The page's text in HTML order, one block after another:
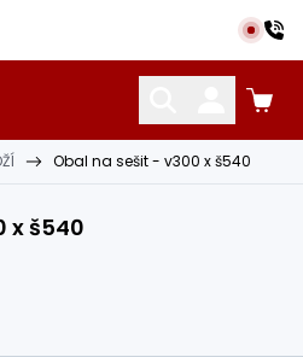
Obal na sešit - v300 x š540
x š540